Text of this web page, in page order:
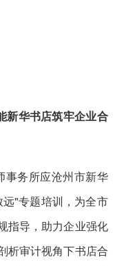
新华书店筑牢企业合
务所应沧州市新华
"专题培训，为全市
指导，助力企业强化
析审计视角下书店合